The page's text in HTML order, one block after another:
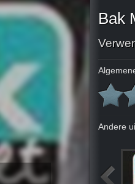
Bak
Andere